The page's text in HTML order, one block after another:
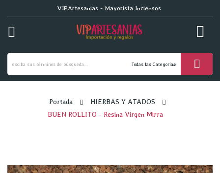
VIPArtesanias - Mayorista Inciensos
Portada
HIERBAS Y ATADOS
BUEN ROLLITO - Resina Virgen Mirra